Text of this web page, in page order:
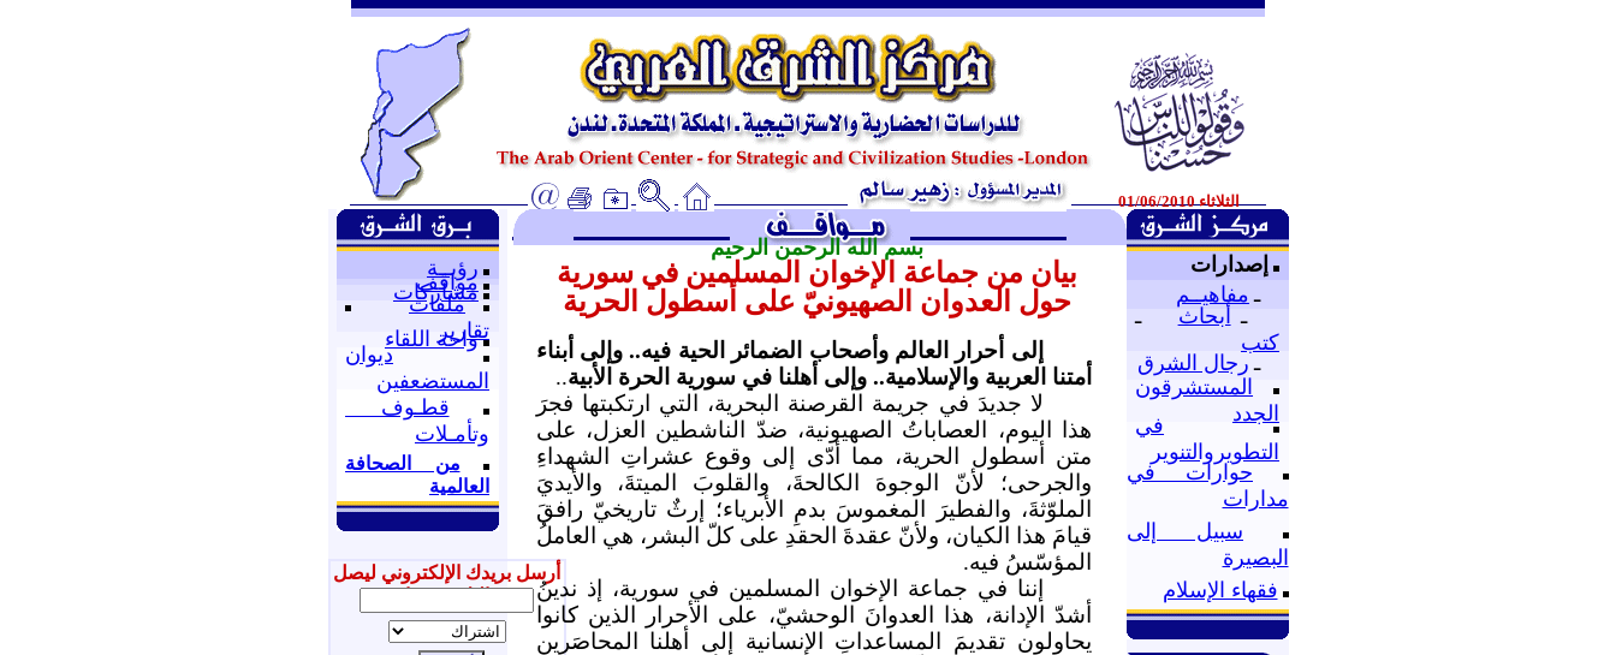
ـ
الثلاثاء 01/06/2010
رؤيــة
مواقف
مشاركات
ملفات
تقارير
واحة اللقاء
ديوان
المستضعفين
قطـوف
وتأمـلات
من الصحافة
العالمية
أرسل بريدك الإلكتروني ليصل
إليك جديدنا
إصدارات
ـ مفاهيــم
ـ
أبحاث
ـ
كتب
ـ رجال الشرق
المستشرقون
الجدد
في
التطويروالتنوير
حوارات في
مدارات
سبيل إلى
البصيرة
فقهاء الإسلام
بسم الله الرحمن الرحيم
بيان من جماعة الإخوان المسلمين في سورية
حول العدوان الصهيونيّ على أسطول الحرية
إلى أحرار العالم وأصحاب الضمائر الحية فيه.. وإلى أبناء
أمتنا العربية والإسلامية.. وإلى أهلنا في سورية الحرة الأبية..
لا جديدَ في جريمة القرصنة البحرية، التي ارتكبتها فجرَ
هذا اليوم، العصاباتُ الصهيونية، ضدّ الناشطين العزل، على
متن أسطول الحرية، مما أدّى إلى وقوع عشراتِ الشهداءِ
والجرحى؛ لأنّ الوجوهَ الكالحةَ، والقلوبَ الميتةَ، والأيديَ
الملوّثةَ، والفطيرَ المغموسَ بدمِ الأبرياء؛ إرثٌ تاريخيّ رافقَ
قيامَ هذا الكيان، ولأنّ عقدةَ الحقدِ على كلّ البشر، هي العاملُ
المؤسّسُ فيه.
إننا في جماعة الإخوان المسلمين في سورية، إذ ندينُ
أشدّ الإدانة، هذا العدوانَ الوحشيّ، على الأحرار الذين كانوا
يحاولون تقديمَ المساعداتِ الإنسانية إلى أهلنا المحاصَرين